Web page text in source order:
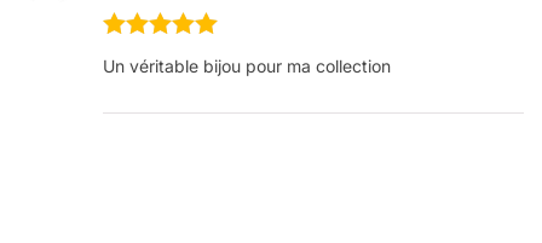
Note 5 sur
5
Un véritable bijou pour ma collection